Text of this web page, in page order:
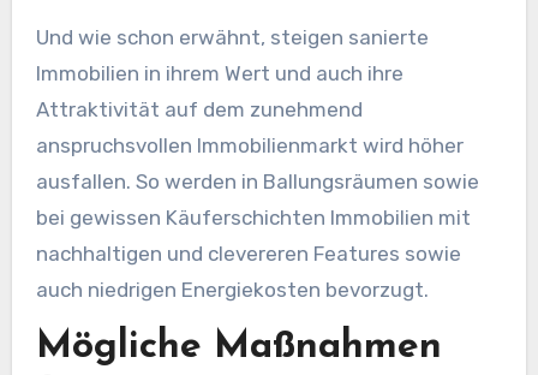
Und wie schon erwähnt, steigen sanierte
Immobilien in ihrem Wert und auch ihre
Attraktivität auf dem zunehmend
anspruchsvollen Immobilienmarkt wird höher
ausfallen. So werden in Ballungsräumen sowie
bei gewissen Käuferschichten Immobilien mit
nachhaltigen und clevereren Features sowie
auch niedrigen Energiekosten bevorzugt.
Mögliche Maßnahmen